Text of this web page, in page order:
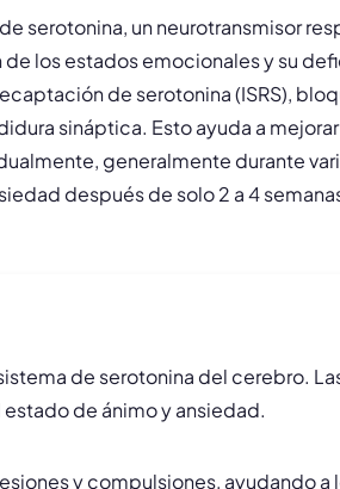
serotonina, un neurotransmisor
los estados emocionales y su
de serotonina (ISRS),
sináptica. Esto ayuda a
generalmente durante
después de solo 2 a 4
de serotonina del cerebro.
de ánimo y ansiedad.
y compulsiones, ayudando a